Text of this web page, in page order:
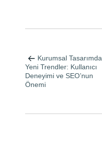
Kurumsal Tasarımda
Yeni Trendler: Kullanıcı
Deneyimi ve SEO’nun
Önemi